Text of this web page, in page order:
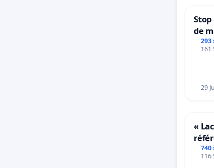
de
293
161
29
«
740
116